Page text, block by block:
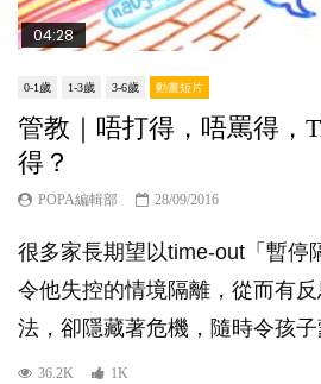
04:28
0-1歲 1-3歲 3-6歲 動畫短片
管教｜唔打得，唔罵得，
得？
POPA編輯部 28/09/2016
很多家長期望以time-out「暫停
令他失控的情境隔離，從而有
法，卻隱藏著危機，隨時令孩
36.2K 1K